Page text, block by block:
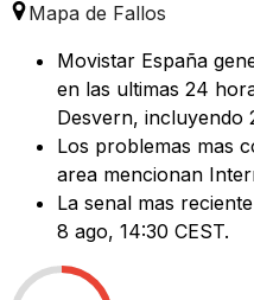
Mapa de Fallos
Movistar España
en las ultimas 24
Desvern, incluyendo
Los problemas mas
area mencionan
La senal mas
8 ago, 14:30 CEST.